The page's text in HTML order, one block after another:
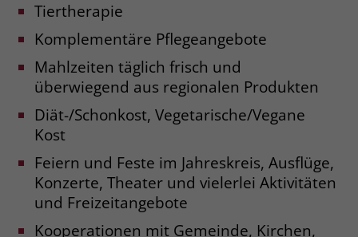
Tiertherapie
Komplementäre Pflegeangebote
Mahlzeiten täglich frisch und
überwiegend aus regionalen Produkten
Diät-/Schonkost, Vegetarische/Vegane
Kost
Feiern und Feste im Jahreskreis, Ausflüge,
Konzerte, Theater und vielerlei Aktivitäten
und Freizeitangebote
Kooperationen mit Gemeinde, Kirchen,
Laufzeit 90 Tage
Zweck
Dieses Cookie wird gesetzt, wenn ein
User über einen Klick auf eine Google
Werbeanzeige auf die Website gelangt.
welche Werbeanzeige geklickt wurde,
sodass erzielte Erfolge wie z.B.
Bestellungen oder Kontaktanfragen der
Anzeige zugewiesen werden können.